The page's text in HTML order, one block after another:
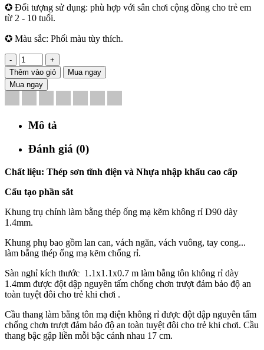
✪ Đối tượng sử dụng: phù hợp với sân chơi cộng đồng cho trẻ em
từ 2 - 10 tuổi.
✪ Màu sắc: Phối màu tùy thích.
-
+
Thêm vào giỏ
Mua ngay
Mua ngay
Mô tả
Đánh giá (0)
Chất liệu: Thép sơn tĩnh điện và Nhựa nhập khẩu cao cấp
Cấu tạo phần sắt
Khung trụ chính làm bằng thép ống mạ kẽm không rỉ D90 dày
1.4mm.
Khung phụ bao gồm lan can, vách ngăn, vách vuông, tay cong...
làm bằng thép ống mạ kẽm chống rỉ.
Sàn nghỉ kích thước 1.1x1.1x0.7 m làm bằng tôn không rỉ dày
1.4mm được đột dập nguyên tấm chống chơn trượt đảm bảo độ an
toàn tuyệt đôi cho trẻ khi chơi .
Cầu thang làm bằng tôn mạ điện không rỉ được đột dập nguyên tấm
chống chơn trượt đảm bảo độ an toàn tuyệt đôi cho trẻ khi chơi. Cầu
thang bậc gập liền mỗi bậc cánh nhau 17 cm.